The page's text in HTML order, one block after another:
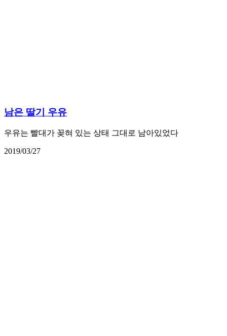
남은 딸기 우유
우유는 빨대가 꽂혀 있는 상태 그대로 남아있었다
2019/03/27